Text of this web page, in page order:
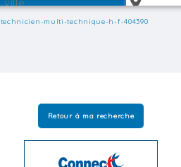
technicien-multi-technique-h-f-404390
Retour à ma recherche